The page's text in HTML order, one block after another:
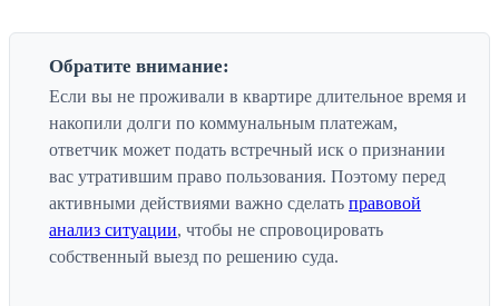
Обратите внимание:
Если вы не проживали в квартире длительное время и
накопили долги по коммунальным платежам,
ответчик может подать встречный иск о признании
вас утратившим право пользования. Поэтому перед
активными действиями важно сделать правовой
анализ ситуации, чтобы не спровоцировать
собственный выезд по решению суда.